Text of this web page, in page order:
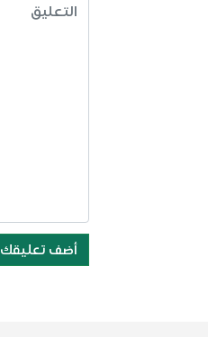
أضف تعليقك